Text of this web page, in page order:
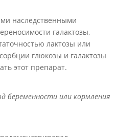
наследственными
галактозы,
лактозы или
глюкозы и галактозы
этот препарат.
беременности или кормления